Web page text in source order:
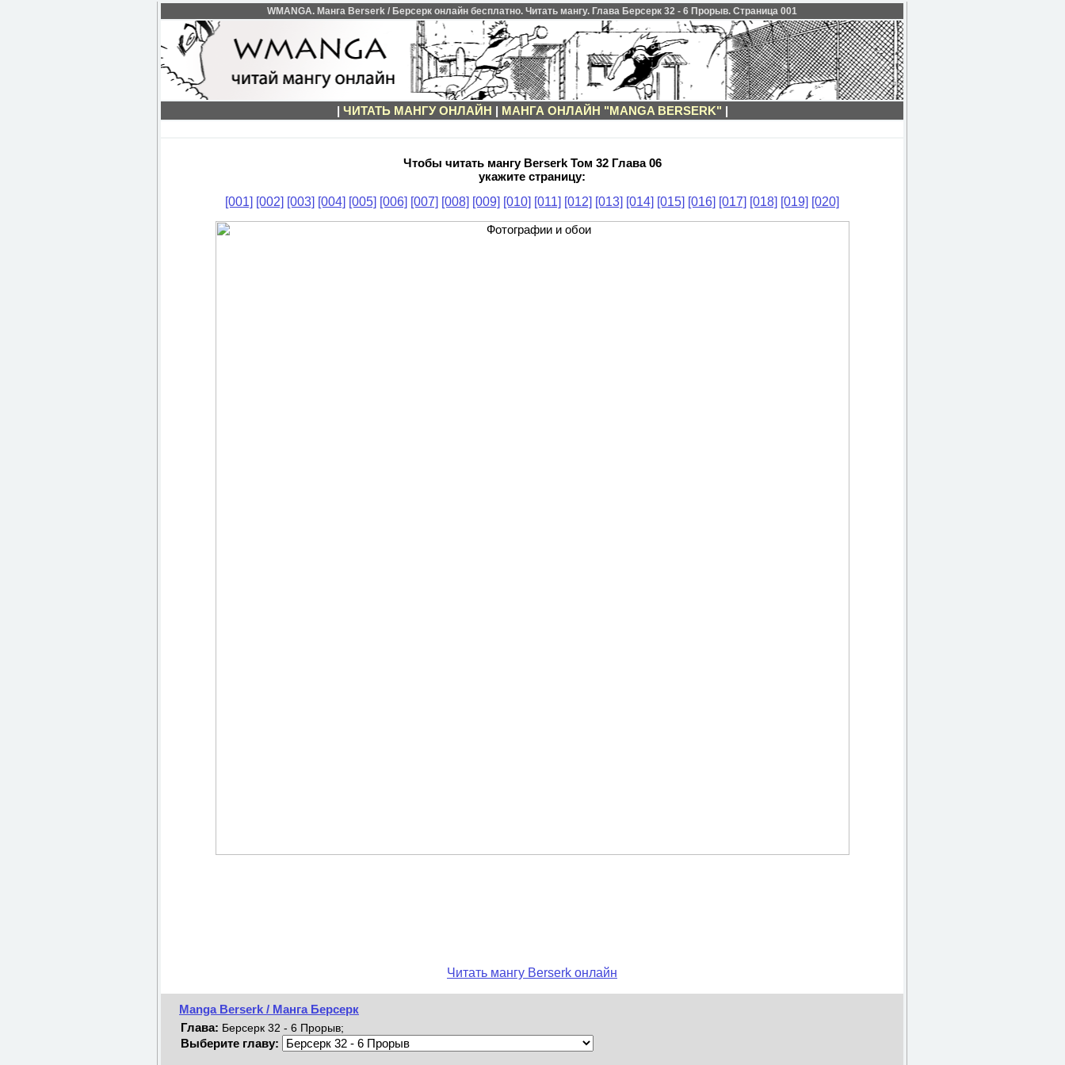
WMANGA. Манга Berserk / Берсерк онлайн бесплатно. Читать мангу. Глава Берсерк 32 - 6 Прорыв. Страница 001
| ЧИТАТЬ МАНГУ ОНЛАЙН | МАНГА ОНЛАЙН "MANGA BERSERK" |
Чтобы читать мангу Berserk Том 32 Глава 06
укажите страницу:
[001] [002] [003] [004] [005] [006] [007] [008] [009] [010] [011] [012] [013] [014] [015] [016] [017] [018] [019] [020]
Читать мангу Berserk онлайн
Manga Berserk / Манга Берсерк
Глава: Берсерк 32 - 6 Прорыв;
Выберите главу: